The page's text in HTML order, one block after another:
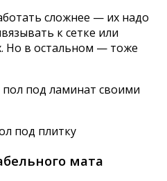
сложнее — их надо
к сетке или
Но в остальном — тоже
под плитку
мата